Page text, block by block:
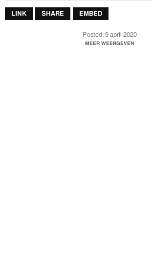
LINK SHARE EMBED
Posted:9 april 2020
STREAM GEEN PINPAS 💳 HIER:https://
MEER WEERGEVEN